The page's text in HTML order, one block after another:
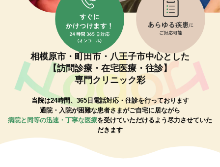
相模原市・町田市・八王子市中心とした
【訪問診療・在宅医療・往診】
専門クリニック彩
当院は24時間、365日電話対応・往診を行っております
通院・入院が困難な患者さまがご自宅に居ながら
病院と同等の迅速・丁寧な医療を受けていただけるよう尽力させていた
だきます